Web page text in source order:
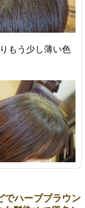
もう少し薄い色
ハーブブラウン